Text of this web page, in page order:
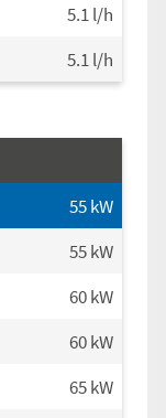
5.1l/h
5.1l/h
55kW
55kW
60kW
60kW
65kW